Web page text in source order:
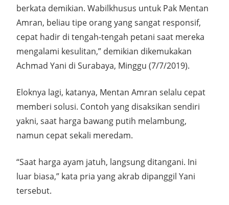
berkata demikian. Wabilkhusus untuk Pak Mentan
Amran, beliau tipe orang yang sangat responsif,
cepat hadir di tengah-tengah petani saat mereka
mengalami kesulitan,” demikian dikemukakan
Achmad Yani di Surabaya, Minggu (7/7/2019).
Eloknya lagi, katanya, Mentan Amran selalu cepat
memberi solusi. Contoh yang disaksikan sendiri
yakni, saat harga bawang putih melambung,
namun cepat sekali meredam.
“Saat harga ayam jatuh, langsung ditangani. Ini
luar biasa,” kata pria yang akrab dipanggil Yani
tersebut.